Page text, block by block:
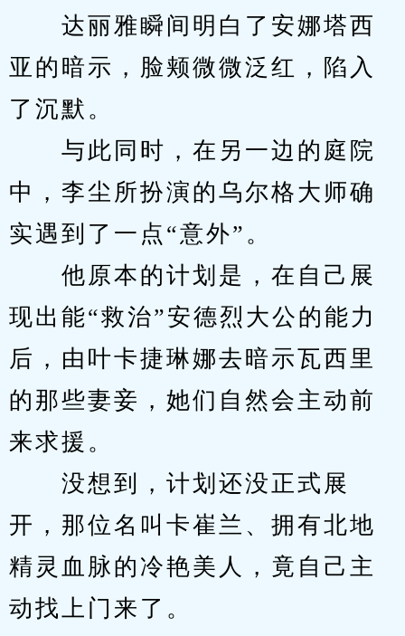
达丽雅瞬间明白了安娜塔西
亚的暗示，脸颊微微泛红，陷入
了沉默。
与此同时，在另一边的庭院
中，李尘所扮演的乌尔格大师确
实遇到了一点“意外”。
他原本的计划是，在自己展
现出能“救治”安德烈大公的能力
后，由叶卡捷琳娜去暗示瓦西里
的那些妻妾，她们自然会主动前
来求援。
没想到，计划还没正式展
开，那位名叫卡崔兰、拥有北地
精灵血脉的冷艳美人，竟自己主
动找上门来了。